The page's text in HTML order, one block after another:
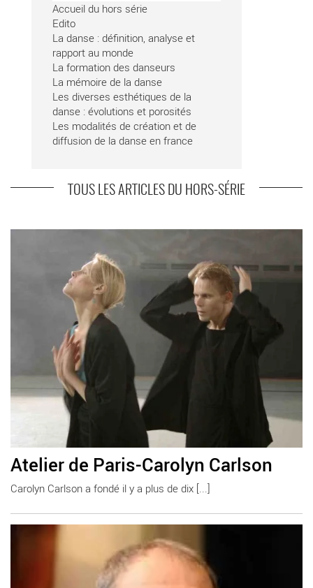
Accueil du hors série
Edito
La danse : définition, analyse et
rapport au monde
La formation des danseurs
La mémoire de la danse
Les diverses esthétiques de la
danse : évolutions et porosités
Les modalités de création et de
diffusion de la danse en france
TOUS LES ARTICLES DU HORS-SÉRIE
Atelier de Paris-Carolyn Carlson
Carolyn Carlson a fondé il y a plus de dix [...]
En savoir plus